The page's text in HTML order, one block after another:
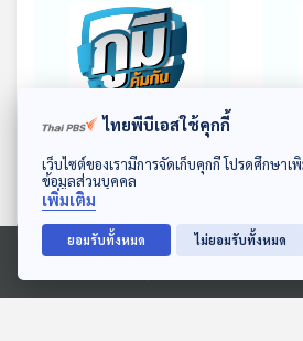
ดาวน์โหลด Thai PBS Podcast Application
Ⓒ 2020 องค์การกระจายเสียงและแพร่ภาพสาธารณะแห่งประเทศ
500 คน / ปวดหลังเพราะ
สูบบุหรี่จัด จริงหรือ
ขอ
ตร
กา
50:20
ความคืบหน้าคดีดิไอคอน
กรุ๊ป เป็นแชร์ลูกโซ่หรือไม่ ผู้
เสียหายจะได้เงินคืนหรือไม่ /
ภูมิคุ้มกัน
ที่มีเค้
ทาง
ภูมิคุ้ม
ไทยพีบีเอสใช้คุกกี้
เว็บไซต์ของเรามีการจัดเก็บคุกกี้ โปรดศึกษา
ข้อมูลส่วนบุคคล
เพิ่มเติม
ยอมรับทั้งหมด ไม่ยอมรับทั้งหมด